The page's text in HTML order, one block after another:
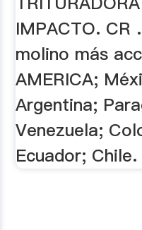
IMPACTO. CR
molino más
AMERICA;
Argentina;
Venezuela;
Ecuador; Chile.